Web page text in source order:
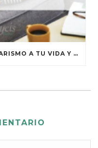
¿CÓMO AFECTA EL SEDENTARISMO A TU VIDA Y TU SALUD?